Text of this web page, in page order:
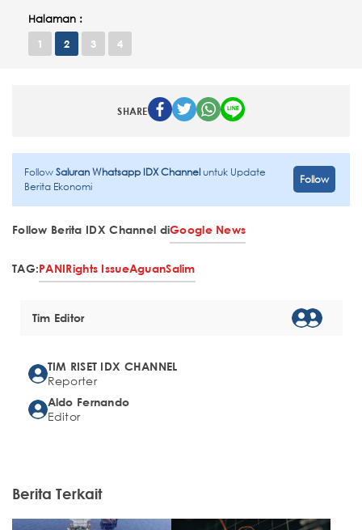
Halaman :
1 2 3 4
SHARE
FollowSaluran Whatsapp IDX Channeluntuk Update
Berita Ekonomi
Follow
Follow Berita IDX Channel diGoogle News
TAG:PANIRights IssueAguanSalim
Tim Editor
TIM RISET IDX CHANNEL
Reporter
Aldo Fernando
Editor
Berita Terkait